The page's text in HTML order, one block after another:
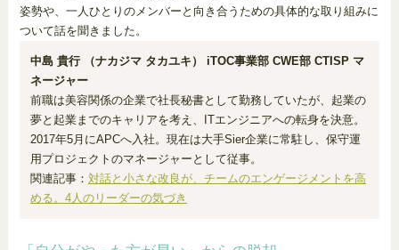
姿勢や、一人ひとりのメンバーと向き合うための具体的な取り組みに
ついて話を聞きました。
中島 貴行 （ナカジマ タカユキ） iTOC事業部 CWE部 CTISP マ
ネージャー
前職は美容関係の企業で社長秘書として勤務していたが、起業の
夢と起業までのキャリアを考え、ITエンジニアへの転身を決意。
2017年5月にAPCへ入社。現在は大手Sier企業に常駐し、保守運
用プロジェクトのマネージャーとして従事。
関連記事： 対話と小さな改良が、チームのエンゲージメントを高
める。4人のリーダーの気づき